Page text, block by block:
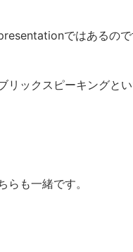
ではあるので
リックスピーキングとい
らも一緒です。